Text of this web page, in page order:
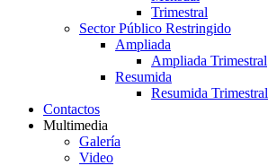
Trimestral
Sector Público Restringido
Ampliada
Ampliada Trimestral
Resumida
Resumida Trimestral
Contactos
Multimedia
Galería
Video